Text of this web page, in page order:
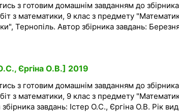
з готовим домашнім завданням до збірника
з математики, 9 клас з предмету
Тернопіль. Автор збірника завдань:
Єргіна О.В.] 2019
з готовим домашнім завданням до збірника
з математики, 9 клас з предмету
завдань: Істер О.С., Єргіна О.В. Рік